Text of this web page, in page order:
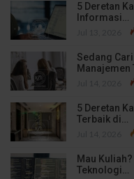
5 Deretan
Informasi…
Sedang
Manajemen
5 Deretan
Terbaik di…
Mau
Teknologi…